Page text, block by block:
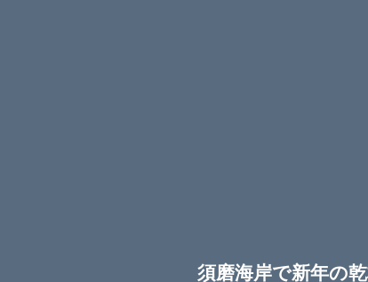
須磨海岸で新年の